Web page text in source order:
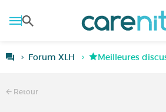
Forum XLH Meilleures
Retour